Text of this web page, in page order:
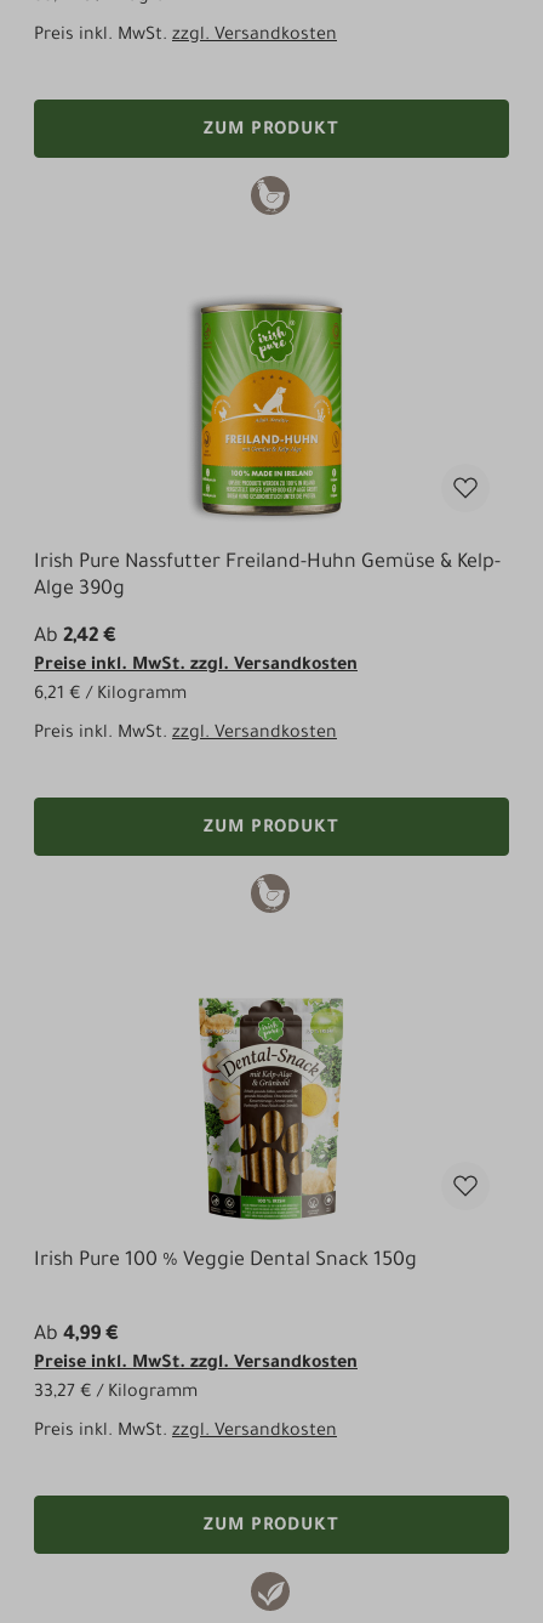
Preis inkl. MwSt. zzgl. Versandkosten
ZUM PRODUKT
Irish Pure Nassfutter Freiland-Huhn Gemüse & Kelp-
Alge 390g
Ab 2,42 €
Preise inkl. MwSt. zzgl. Versandkosten
6,21 € / Kilogramm
Preis inkl. MwSt. zzgl. Versandkosten
ZUM PRODUKT
Irish Pure 100 % Veggie Dental Snack 150g
Ab 4,99 €
Preise inkl. MwSt. zzgl. Versandkosten
33,27 € / Kilogramm
Preis inkl. MwSt. zzgl. Versandkosten
ZUM PRODUKT